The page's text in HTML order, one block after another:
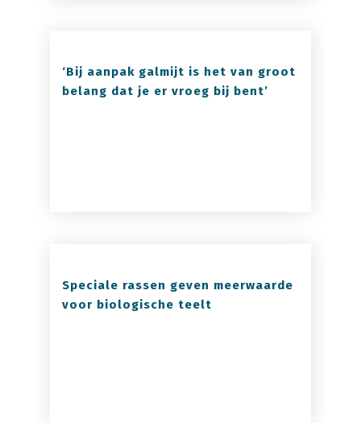
‘Bij aanpak galmijt is het van groot
belang dat je er vroeg bij bent’
Speciale rassen geven meerwaarde
voor biologische teelt